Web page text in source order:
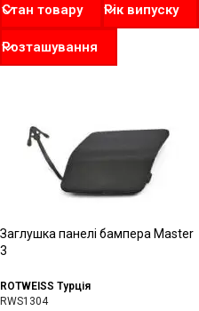
Стан товару Рік випуску
Розташування
Заглушка панелі бампера Master
3
ROTWEISS Турція
RWS1304